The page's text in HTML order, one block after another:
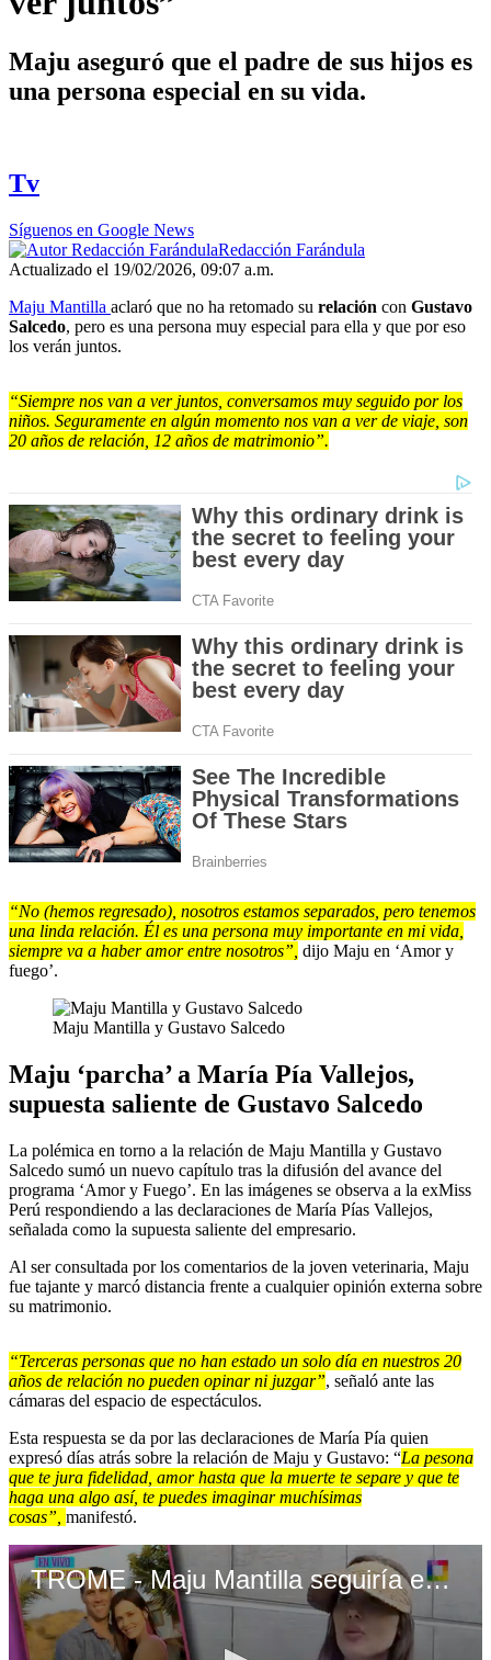
Maju aseguró que el padre de sus hijos es
una persona especial en su vida.
Tv
Síguenos en Google News
Redacción Farándula
Actualizado el 19/02/2026, 09:07 a.m.
Maju Mantilla aclaró que no ha retomado su relación con Gustavo
Salcedo, pero es una persona muy especial para ella y que por eso
los verán juntos.
“Siempre nos van a ver juntos, conversamos muy seguido por los
niños. Seguramente en algún momento nos van a ver de viaje, son
20 años de relación, 12 años de matrimonio”.
“No (hemos regresado), nosotros estamos separados, pero tenemos
una linda relación. Él es una persona muy importante en mi vida,
siempre va a haber amor entre nosotros”, dijo Maju en ‘Amor y
fuego’.
Maju Mantilla y Gustavo Salcedo
Maju ‘parcha’ a María Pía Vallejos,
supuesta saliente de Gustavo Salcedo
La polémica en torno a la relación de Maju Mantilla y Gustavo
Salcedo sumó un nuevo capítulo tras la difusión del avance del
programa ‘Amor y Fuego’. En las imágenes se observa a la exMiss
Perú respondiendo a las declaraciones de María Pías Vallejos,
señalada como la supuesta saliente del empresario.
Al ser consultada por los comentarios de la joven veterinaria, Maju
fue tajante y marcó distancia frente a cualquier opinión externa sobre
su matrimonio.
“Terceras personas que no han estado un solo día en nuestros 20
años de relación no pueden opinar ni juzgar”, señaló ante las
cámaras del espacio de espectáculos.
Esta respuesta se da por las declaraciones de María Pía quien
expresó días atrás sobre la relación de Maju y Gustavo: “La pesona
que te jura fidelidad, amor hasta que la muerte te separe y que te
haga una algo así, te puedes imaginar muchísimas
cosas”, manifestó.
TROME - Maju Mantilla seguiría enamorada de Gustavo Salcedo